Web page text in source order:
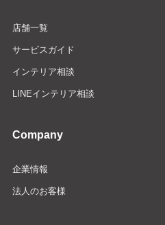
店舗一覧
サービスガイド
インテリア相談
LINEインテリア相談
Company
企業情報
法人のお客様